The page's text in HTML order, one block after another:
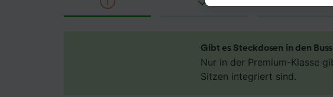
Gibt es Steckdosen in den
Nur in der Premium-Klasse
Sitzen integriert sind.
berechtigtem
Daten werden nicht
haben, Ihr
Wir und unsere